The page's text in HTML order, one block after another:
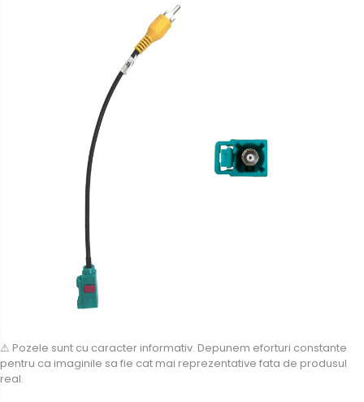
⚠ Pozele sunt cu caracter informativ. Depunem eforturi constante
pentru ca imaginile sa fie cat mai reprezentative fata de produsul
real.